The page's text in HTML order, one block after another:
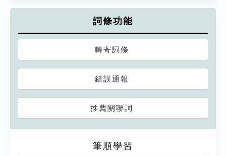
詞條功能
轉寄詞條
錯誤通報
推薦關聯詞
筆順學習